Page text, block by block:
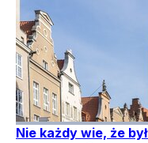
Nie każdy wie, że